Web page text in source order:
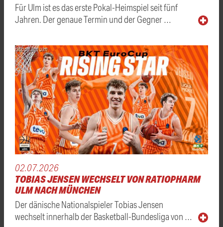
Für Ulm ist es das erste Pokal-Heimspiel seit fünf
Jahren. Der genaue Termin und der Gegner …
ratiopharm ulm
02.07.2026
TOBIAS JENSEN WECHSELT VON RATIOPHARM
ULM NACH MÜNCHEN
Der dänische Nationalspieler Tobias Jensen
wechselt innerhalb der Basketball-Bundesliga von …